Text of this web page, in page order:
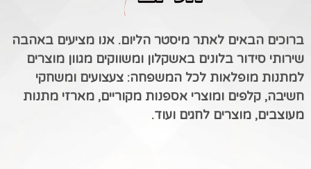
ברוכים הבאים לאתר מיסטר הליום. אנו מציעים באהבה
שירותי סידור בלונים באשקלון ומשווקים מגוון מוצרים
למתנות מופלאות לכל המשפחה: צעצועים ומשחקי
חשיבה, קלפים ומוצרי אספנות מקוריים, מארזי מתנות
מעוצבים, מוצרים לחגים ועוד.